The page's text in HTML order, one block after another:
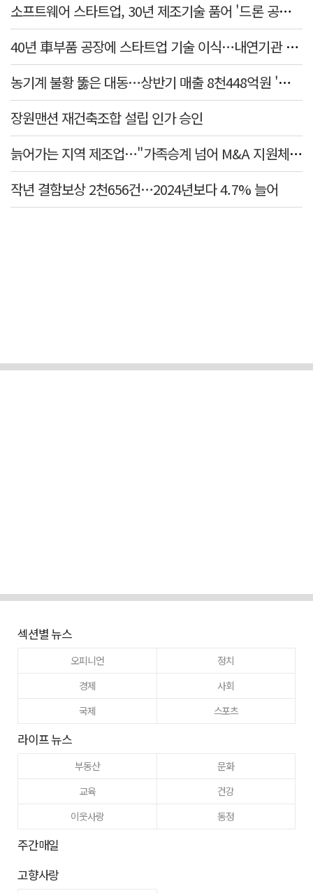
소프트웨어 스타트업, 30년 제조기술 품어 '드론 공장' 구현
40년 車부품 공장에 스타트업 기술 이식…내연기관 넘어 미래산업으로
농기계 불황 뚫은 대동…상반기 매출 8천448억원 '역대 최대'
장원맨션 재건축조합 설립 인가 승인
늙어가는 지역 제조업…"가족승계 넘어 M&A 지원체계 마련해야"
작년 결함보상 2천656건…2024년보다 4.7% 늘어
섹션별 뉴스
오피니언
정치
경제
사회
국제
스포츠
라이프 뉴스
부동산
문화
교육
건강
이웃사랑
동정
주간매일
고향사랑